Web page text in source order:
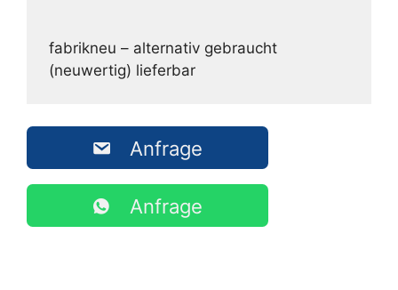
fabrikneu – alternativ gebraucht
(neuwertig) lieferbar
Anfrage
Anfrage